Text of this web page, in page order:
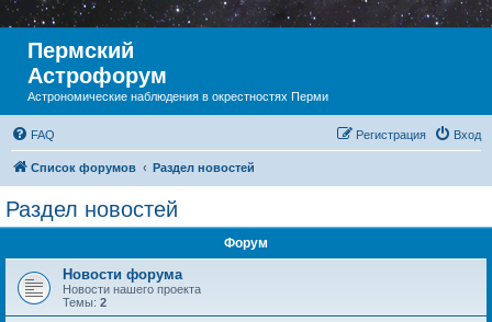
Пермский
Астрофорум
Астрономические наблюдения в окрестностях Перми
FAQ Вход
Регистрация
Список форумов Раздел новостей
Раздел новостей
Форум
Новости форума
Новости нашего проекта
Темы: 2